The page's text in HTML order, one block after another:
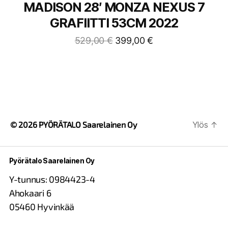
MADISON 28′ MONZA NEXUS 7
GRAFIITTI 53CM 2022
529,00€ 399,00€
© 2026 PYÖRÄTALO Saarelainen Oy Ylös ↑
Pyörätalo Saarelainen Oy
Y-tunnus: 0984423-4
Ahokaari 6
05460 Hyvinkää